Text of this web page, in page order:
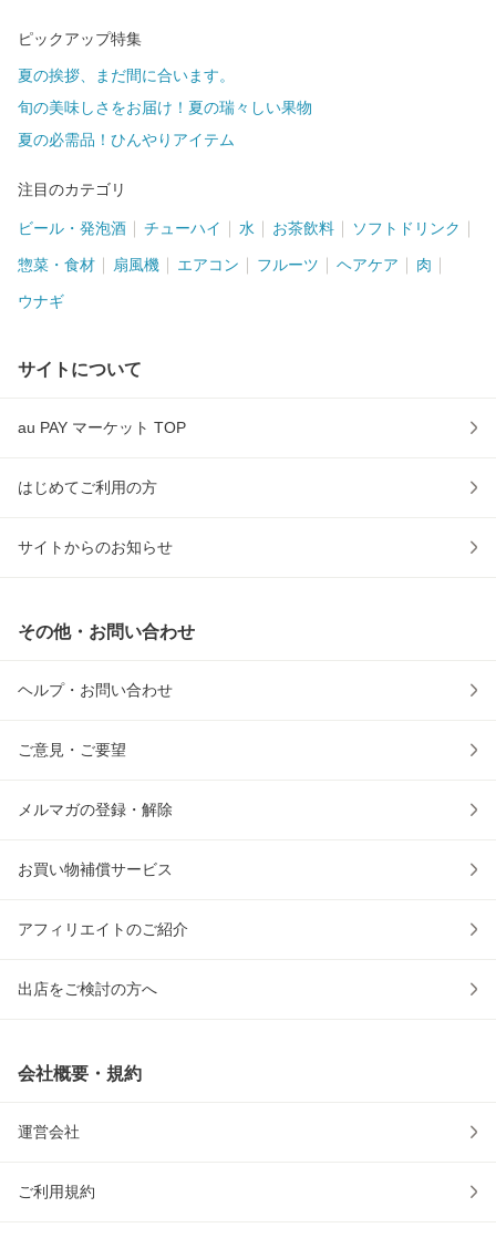
ピックアップ特集
夏の挨拶、まだ間に合います。
旬の美味しさをお届け！夏の瑞々しい果物
夏の必需品！ひんやりアイテム
注目のカテゴリ
ビール・発泡酒 チューハイ 水 お茶飲料 ソフトドリンク
惣菜・食材 扇風機 エアコン フルーツ ヘアケア 肉
ウナギ
サイトについて
au PAY マーケット TOP
はじめてご利用の方
サイトからのお知らせ
その他・お問い合わせ
ヘルプ・お問い合わせ
ご意見・ご要望
メルマガの登録・解除
お買い物補償サービス
アフィリエイトのご紹介
出店をご検討の方へ
会社概要・規約
運営会社
ご利用規約